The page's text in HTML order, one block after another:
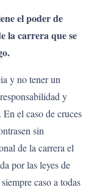
el poder de
la carrera que se
y no tener un
y
el caso de cruces
sin
de la carrera el
por las leyes de
caso a todas